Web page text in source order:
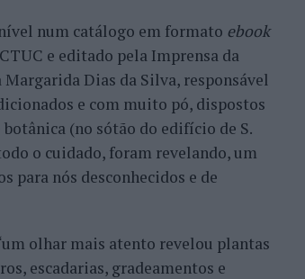
num catálogo em formato ebook
e editado pela Imprensa da
Dias da Silva, responsável
e com muito pó, dispostos
(no sótão do edifício de S.
o cuidado, foram revelando, um
para nós desconhecidos e de
olhar mais atento revelou plantas
escadarias, gradeamentos e